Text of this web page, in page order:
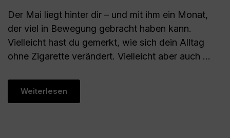
Der Mai liegt hinter dir – und mit ihm ein Monat,
der viel in Bewegung gebracht haben kann.
Vielleicht hast du gemerkt, wie sich dein Alltag
ohne Zigarette verändert. Vielleicht aber auch ...
Weiterlesen